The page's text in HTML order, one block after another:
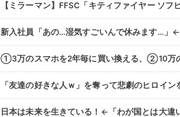
【ミラーマン】FFSC「キティファイヤー ソフ
ュア【来週予約開始】
新入社員「あの…湿気すごいんで休みます…」
①3万のスマホを2年毎に買い換える、②10万
換える←どっち？
「友達の好きな人ｗ」を奪って悲劇のヒロイ
の修学旅行中、ずっと身勝手な奇行を連発して
日本は未来を生きている！←「わが国とは大違